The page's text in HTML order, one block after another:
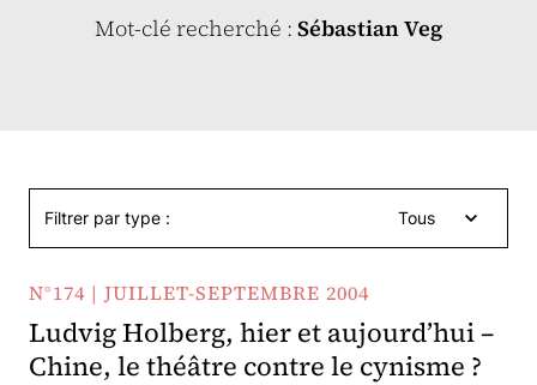
Mot-clé recherché : Sébastian Veg
Filtrer par type : Tous
N°174 | JUILLET-SEPTEMBRE 2004
Ludvig Holberg, hier et aujourd’hui –
Chine, le théâtre contre le cynisme ?